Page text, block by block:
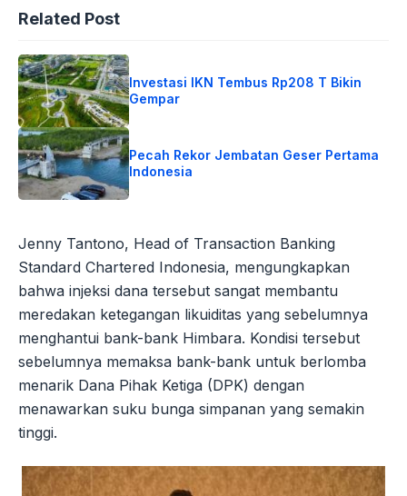
Related Post
Investasi IKN Tembus Rp208 T Bikin
Gempar
Pecah Rekor Jembatan Geser Pertama
Indonesia
Jenny Tantono, Head of Transaction Banking
Standard Chartered Indonesia, mengungkapkan
bahwa injeksi dana tersebut sangat membantu
meredakan ketegangan likuiditas yang sebelumnya
menghantui bank-bank Himbara. Kondisi tersebut
sebelumnya memaksa bank-bank untuk berlomba
menarik Dana Pihak Ketiga (DPK) dengan
menawarkan suku bunga simpanan yang semakin
tinggi.